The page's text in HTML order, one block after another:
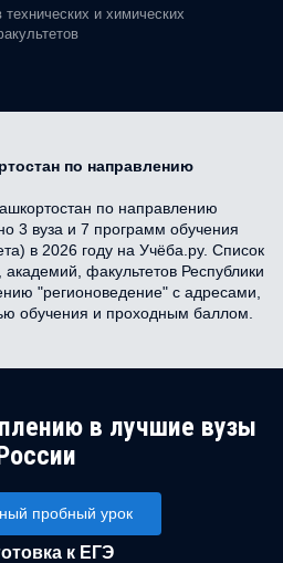
и химических
по направлению
по направлению
3 вуза и 7 программ обучения
в 2026 году на Учёба.ру. Список
академий, факультетов Республики
"регионоведение" с адресами,
обучения и проходным баллом.
в лучшие вузы
пробный урок
к ЕГЭ